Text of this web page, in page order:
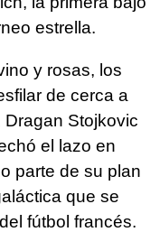
estrella.
y rosas, los
de cerca a
Stojkovic
el lazo en
parte de su plan
que se
fútbol francés.